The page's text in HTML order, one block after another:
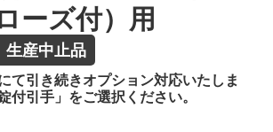
ーズ付）用
産中止品
て引き続きオプション対応いたしま
付引手」をご選択ください。